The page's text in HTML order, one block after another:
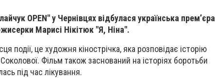
OPEN" у Чернівцях відбулася українська прем’єра
Марисі Нікітюк "Я, Ніна".
події, це художня кінострічка, яка розповідає історію
Фільм також заснований на історіях боротьби
під час лікування.